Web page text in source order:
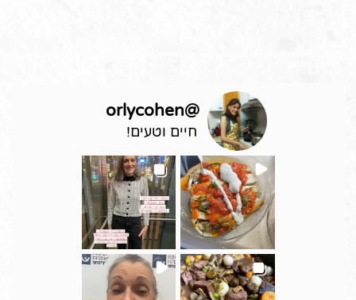
@
orlycohen
חיים וטעים!